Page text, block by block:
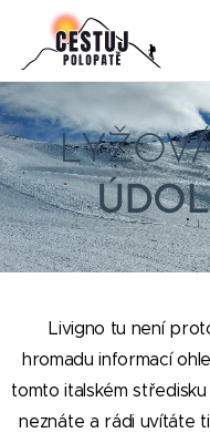
Livigno tu není
hromadu informací
tomto italském
neznáte a rádi uvítáte